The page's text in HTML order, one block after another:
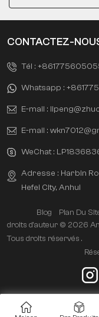
CONTACTEZ-
Tél :
Whatsapp :
E-mail :
E-mail :
WeChat :
Adresse : Harbin
Hefei City, Anhui
Blog Plan Du
droits d'auteur © 2026
Tous droits réservés .